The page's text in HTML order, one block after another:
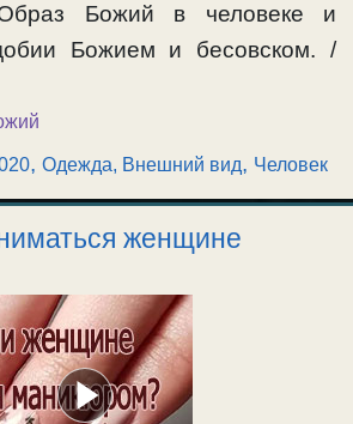
Божий в человеке и
Божием и бесовском. /
,Одежда, Внешний вид, Человек
женщине